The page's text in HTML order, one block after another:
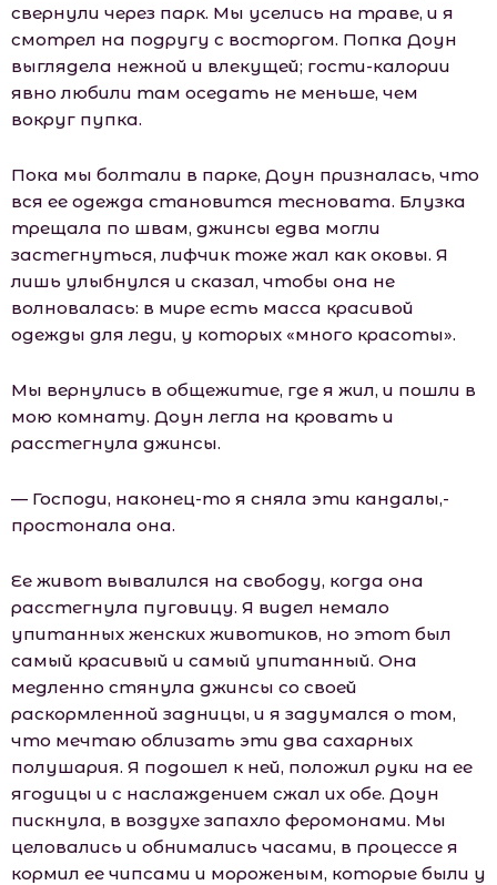
свернули через парк. Мы уселись на траве, и я
смотрел на подругу с восторгом. Попка Доун
выглядела нежной и влекущей; гости-калории
явно любили там оседать не меньше, чем
вокруг пупка.
Пока мы болтали в парке, Доун призналась, что
вся ее одежда становится тесновата. Блузка
трещала по швам, джинсы едва могли
застегнуться, лифчик тоже жал как оковы. Я
лишь улыбнулся и сказал, чтобы она не
волновалась: в мире есть масса красивой
одежды для леди, у которых «много красоты».
Мы вернулись в общежитие, где я жил, и пошли в
мою комнату. Доун легла на кровать и
расстегнула джинсы.
— Господи, наконец-то я сняла эти кандалы,-
простонала она.
Ее живот вывалился на свободу, когда она
расстегнула пуговицу. Я видел немало
упитанных женских животиков, но этот был
самый красивый и самый упитанный. Она
медленно стянула джинсы со своей
раскормленной задницы, и я задумался о том,
что мечтаю облизать эти два сахарных
полушария. Я подошел к ней, положил руки на ее
ягодицы и с наслаждением сжал их обе. Доун
пискнула, в воздухе запахло феромонами. Мы
целовались и обнимались часами, в процессе я
кормил ее чипсами и мороженым, которые были у